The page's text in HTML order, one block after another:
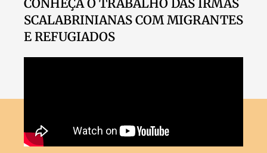
CONHEÇA O TRABALHO DAS IRMÃS
SCALABRINIANAS COM MIGRANTES
E REFUGIADOS